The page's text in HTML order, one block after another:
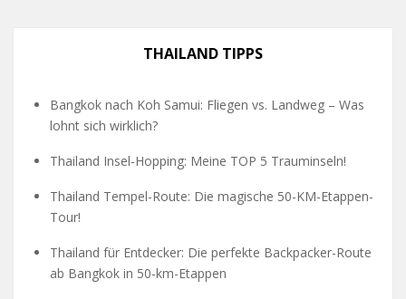
THAILAND TIPPS
Bangkok nach Koh Samui: Fliegen vs. Landweg – Was
lohnt sich wirklich?
Thailand Insel-Hopping: Meine TOP 5 Trauminseln!
Thailand Tempel-Route: Die magische 50-KM-Etappen-
Tour!
Thailand für Entdecker: Die perfekte Backpacker-Route
ab Bangkok in 50-km-Etappen